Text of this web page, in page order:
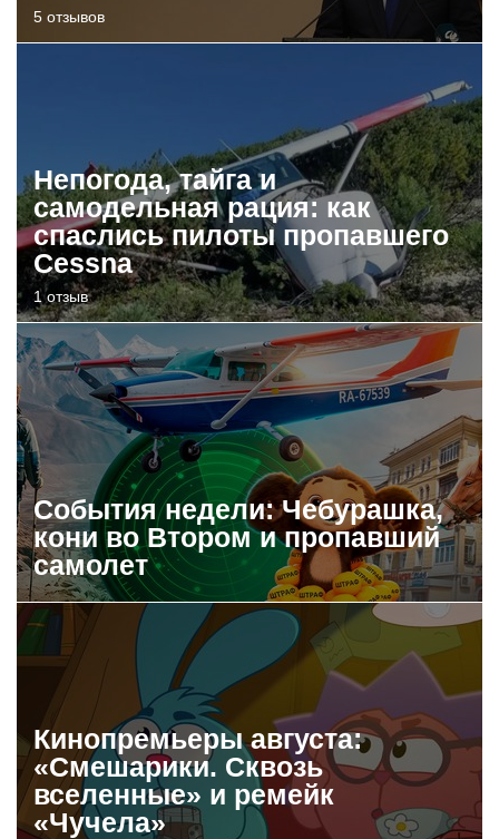
5 отзывов
Непогода, тайга и
самодельная рация: как
спаслись пилоты пропавшего
Cessna
1 отзыв
События недели: Чебурашка,
кони во Втором и пропавший
самолет
Кинопремьеры августа:
«Смешарики. Сквозь
вселенные» и ремейк
«Чучела»